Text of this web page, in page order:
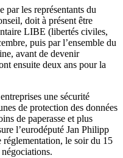
par les représentants du
doit à présent être
LIBE (libertés civiles,
puis par l’ensemble du
avant de devenir
ensuite deux ans pour la
une sécurité
de protection des données
de paperasse et plus
l’eurodéputé Jan Philipp
le soir du 15